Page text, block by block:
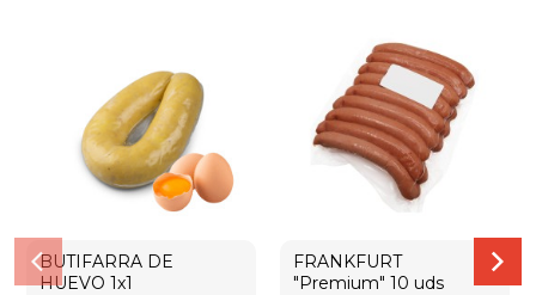
BUTIFARRA DE
HUEVO 1x1
FRANKFURT
"Premium" 10 uds